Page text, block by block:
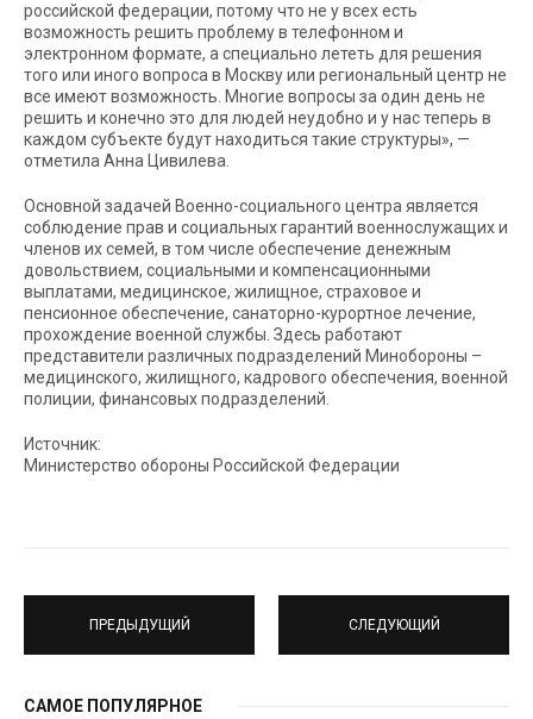
российской федерации, потому что не у всех есть
возможность решить проблему в телефонном и
электронном формате, а специально лететь для решения
того или иного вопроса в Москву или региональный центр не
все имеют возможность. Многие вопросы за один день не
решить и конечно это для людей неудобно и у нас теперь в
каждом субъекте будут находиться такие структуры», —
отметила Анна Цивилева.
Основной задачей Военно-социального центра является
соблюдение прав и социальных гарантий военнослужащих и
членов их семей, в том числе обеспечение денежным
довольствием, социальными и компенсационными
выплатами, медицинское, жилищное, страховое и
пенсионное обеспечение, санаторно-курортное лечение,
прохождение военной службы. Здесь работают
представители различных подразделений Минобороны –
медицинского, жилищного, кадрового обеспечения, военной
полиции, финансовых подразделений.
Источник:
Министерство обороны Российской Федерации
ПРЕДЫДУЩИЙ СЛЕДУЮЩИЙ
САМОЕ ПОПУЛЯРНОЕ